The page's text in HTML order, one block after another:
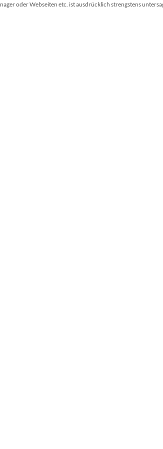
oder Webseiten etc. ist ausdrücklich strengstens